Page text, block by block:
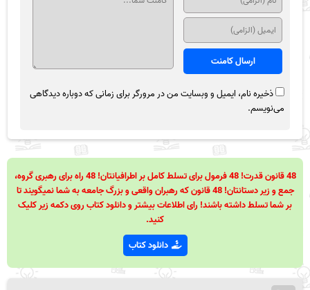
ذخیره نام، ایمیل و وبسایت من در مرورگر برای زمانی که دوباره دیدگاهی
می‌نویسم.
48 قانون قدرت! 48 فرمول برای تسلط کامل بر اطرافیانتان! 48 راه برای رهبری گروه،
جمع و زیر دستانتان! 48 قانون که رهبران واقعی و بزرگ جامعه به شما نمیگویند تا
بر شما تسلط داشته باشند! رای اطلاعات بیشتر و دانلود کتاب روی دکمه زیر کلیک
کنید.
دانلود کتاب